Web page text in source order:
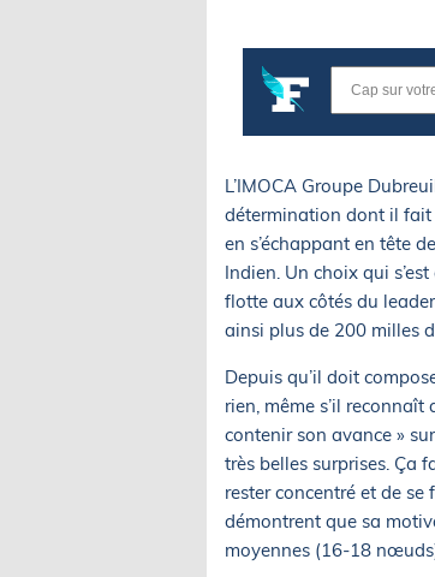
L’IMOCA Groupe
détermination dont il fait
en s’échappant en tête
Indien. Un choix qui
flotte aux côtés du
ainsi plus de 200 milles
Depuis qu’il doit
rien, même s’il reconnaît
contenir son avance »
très belles surprises. Ça
rester concentré et de
démontrent que sa
moyennes (16-18